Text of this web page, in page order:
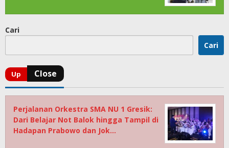
Cari
Cari
Perjalanan Orkestra SMA NU 1 Gresik:
Dari Belajar Not Balok hingga Tampil di
Hadapan Prabowo dan Jok…